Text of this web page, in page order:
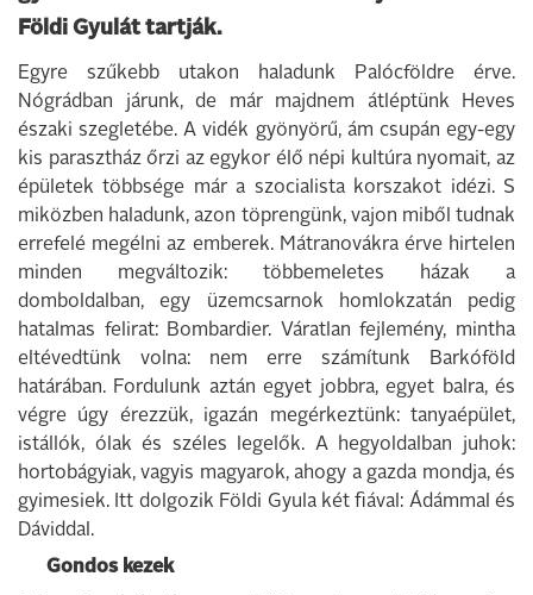
Földi Gyulát tartják.
Egyre szűkebb utakon haladunk Palócföldre érve.
Nógrádban járunk, de már majdnem átléptünk Heves
északi szegletébe. A vidék gyönyörű, ám csupán egy-egy
kis parasztház őrzi az egykor élő népi kultúra nyomait, az
épületek többsége már a szocialista korszakot idézi. S
miközben haladunk, azon töprengünk, vajon miből tudnak
errefelé megélni az emberek. Mátranovákra érve hirtelen
minden megváltozik: többemeletes házak a
domboldalban, egy üzemcsarnok homlokzatán pedig
hatalmas felirat: Bombardier. Váratlan fejlemény, mintha
eltévedtünk volna: nem erre számítunk Barkóföld
határában. Fordulunk aztán egyet jobbra, egyet balra, és
végre úgy érezzük, igazán megérkeztünk: tanyaépület,
istállók, ólak és széles legelők. A hegyoldalban juhok:
hortobágyiak, vagyis magyarok, ahogy a gazda mondja, és
gyimesiek. Itt dolgozik Földi Gyula két fiával: Ádámmal és
Dáviddal.
Gondos kezek